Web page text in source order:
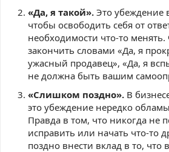
«Да, я такой». Это убеждение
чтобы освободить себя от
необходимости что-то
закончить словами «Да, я
ужасный продавец», «Да, я
не должна быть вашим
«Слишком поздно». В
это убеждение нередко
Правда в том, что никогда не
исправить или начать что-то
поздно внести вклад в то, что